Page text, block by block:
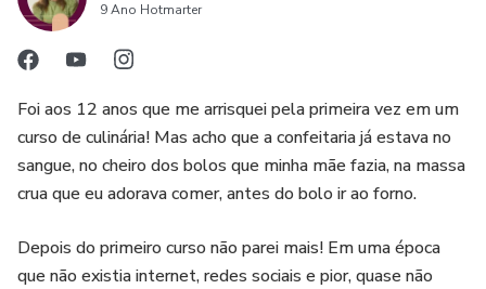
9 Ano Hotmarter
Foi aos 12 anos que me arrisquei pela primeira vez em um
curso de culinária! Mas acho que a confeitaria já estava no
sangue, no cheiro dos bolos que minha mãe fazia, na massa
crua que eu adorava comer, antes do bolo ir ao forno.
Depois do primeiro curso não parei mais! Em uma época
que não existia internet, redes sociais e pior, quase não